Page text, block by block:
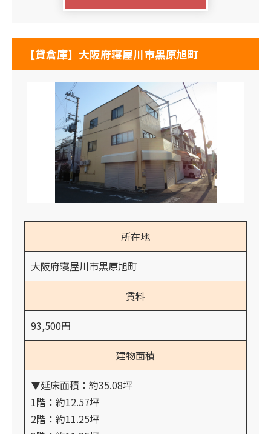
【貸倉庫】大阪府寝屋川市黒原旭町
所在地
大阪府寝屋川市黒原旭町
賃料
93,500円
建物面積
▼延床面積：約35.08坪
1階：約12.57坪
2階：約11.25坪